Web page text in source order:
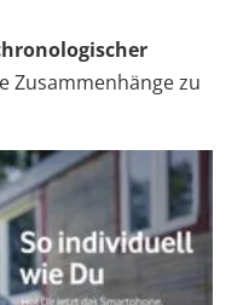
Zusammenhänge zu